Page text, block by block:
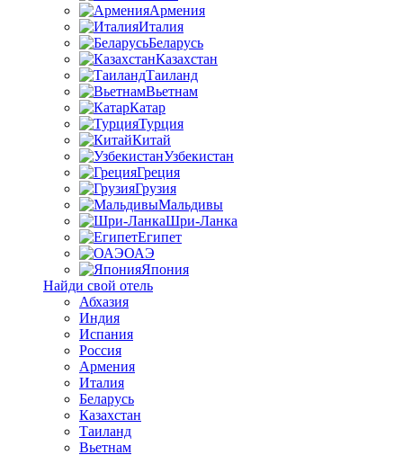
Армения
Италия
Беларусь
Казахстан
Таиланд
Вьетнам
Катар
Турция
Китай
Узбекистан
Греция
Грузия
Мальдивы
Шри-Ланка
Египет
ОАЭ
Япония
Найди свой отель
Абхазия
Индия
Испания
Россия
Армения
Италия
Беларусь
Казахстан
Таиланд
Вьетнам